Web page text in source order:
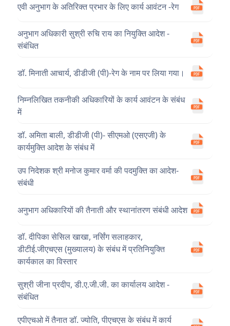
एवी अनुभाग के अतिरिक्त प्रभार के लिए कार्य आवंटन -रेग
अनुभाग अधिकारी सुश्री रुचि राय का नियुक्ति आदेश -
संबंधित
डॉ. मिनाती आचार्य, डीडीजी (पी)-रेग के नाम पर लिया गया।
निम्नलिखित तकनीकी अधिकारियों के कार्य आवंटन के संबंध
में
डॉ. अमिता बाली, डीडीजी (पी)- सीएमओ (एसएजी) के
कार्यमुक्ति आदेश के संबंध में
उप निदेशक श्री मनोज कुमार वर्मा की पदमुक्ति का आदेश-
संबंधी
अनुभाग अधिकारियों की तैनाती और स्थानांतरण संबंधी आदेश
डॉ. दीपिका सेसिल खाखा, नर्सिंग सलाहकार,
डीटीई.जीएचएस (मुख्यालय) के संबंध में प्रतिनियुक्ति
कार्यकाल का विस्तार
सुश्री जीना प्रदीप, डी.ए.जी.जी. का कार्यालय आदेश -
संबंधित
एपीएचओ में तैनात डॉ. ज्योति, पीएचएस के संबंध में कार्य